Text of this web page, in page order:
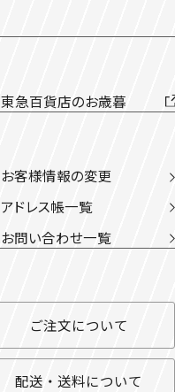
東急百貨店のお歳暮
お客様情報の変更
アドレス帳一覧
お問い合わせ一覧
ご注文について
配送・送料について